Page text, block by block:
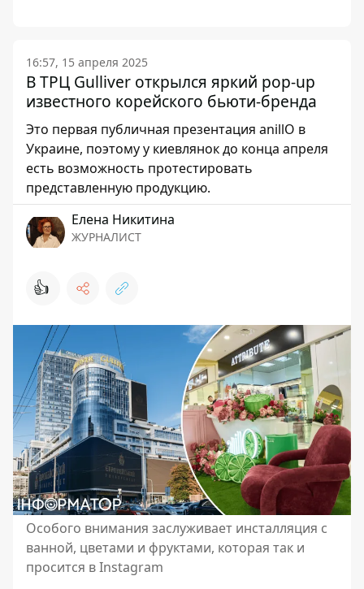
16:57, 15 апреля 2025
В ТРЦ Gulliver открылся яркий pop-up
известного корейского бьюти-бренда
Это первая публичная презентация anillO в
Украине, поэтому у киевлянок до конца апреля
есть возможность протестировать
представленную продукцию.
Елена Никитина
ЖУРНАЛИСТ
👍
Особого внимания заслуживает инсталляция с
ванной, цветами и фруктами, которая так и
просится в Instagram